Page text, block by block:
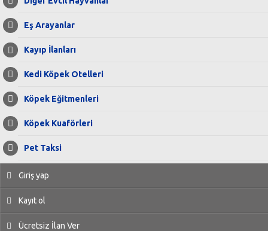
Eş Arayanlar
Kayıp İlanları
Kedi Köpek Otelleri
Köpek Eğitmenleri
Köpek Kuaförleri
Pet Taksi
Giriş yap
Kayıt ol
Ücretsiz İlan Ver